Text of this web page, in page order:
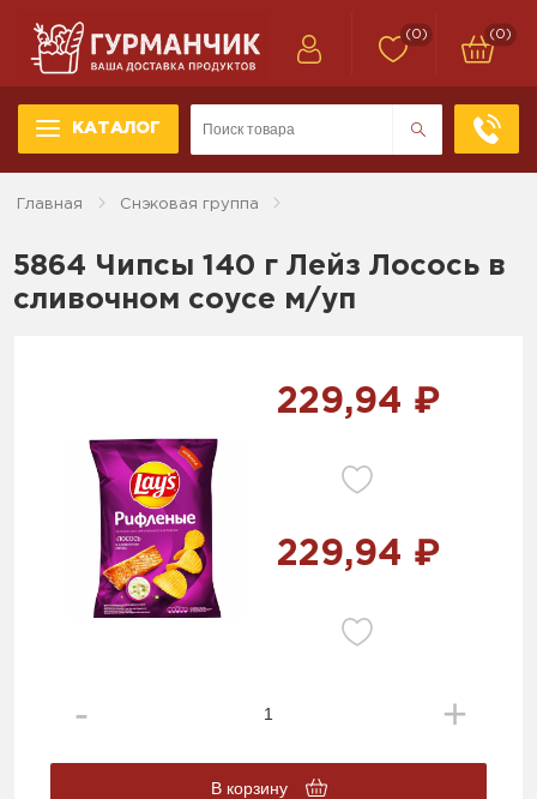
КАТАЛОГ
(0) (0)
Главная Снэковая группа
5864 Чипсы 140 г Лейз Лосось в
сливочном соусе м/уп
229,94 ₽
229,94 ₽
В корзину